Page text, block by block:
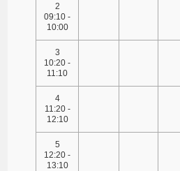
2
09:10 -
10:00
3
10:20 -
11:10
4
11:20 -
12:10
5
12:20 -
13:10